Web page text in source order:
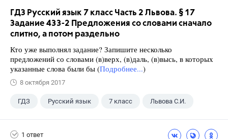
ГДЗ Русский язык 7 класс Часть 2 Львова. § 17
Задание 433-2 Предложения со словами сначало
слитно, а потом раздельно
Кто уже выполнял задание? Запишите несколько
предложений со словами (в)верх, (в)даль, (в)высь, в которых
указанные слова были бы (Подробнее...)
8 октября 2017
ГДЗ Русский язык 7 класс Львова С.И.
1 ответ